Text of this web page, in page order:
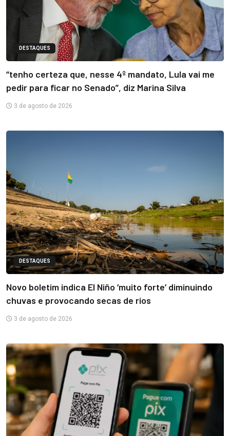
DESTAQUES
“tenho certeza que, nesse 4º mandato, Lula vai me
pedir para ficar no Senado”, diz Marina Silva
3 de agosto de 2026
DESTAQUES
Novo boletim indica El Niño ‘muito forte’ diminuindo
chuvas e provocando secas de rios
3 de agosto de 2026